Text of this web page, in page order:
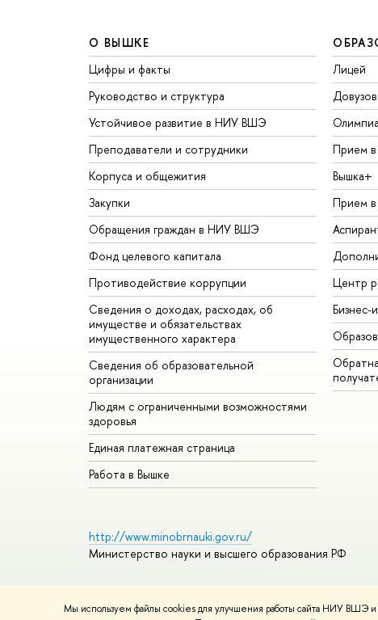
Мы используем файлы cookies для улучшения работы сайта НИУ ВШЭ и
О ВЫШКЕ
Цифры и факты
Руководство и структура
Устойчивое развитие в НИУ ВШЭ
Преподаватели и сотрудники
Корпуса и общежития
Закупки
Обращения граждан в НИУ ВШЭ
Фонд целевого капитала
Противодействие коррупции
Сведения о доходах, расходах, об
имуществе и обязательствах
имущественного характера
Сведения об образовательной
организации
Людям с ограниченными возможностями
здоровья
Единая платежная страница
Работа в Вышке
Лицей
Прием в
Вышка+
Прием в
Центр
http://www.minobrnauki.gov.ru/
Министерство науки и высшего образования РФ
© НИУ ВШЭ 1993–2026 Адреса и контакты Условия